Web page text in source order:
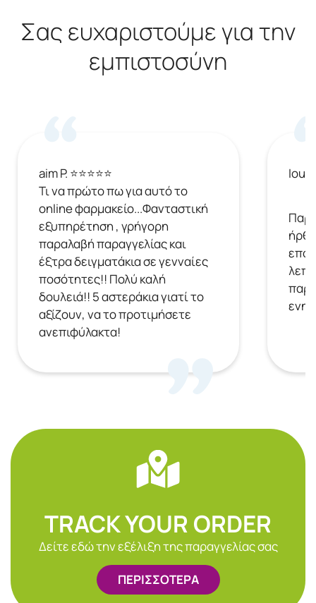
Σας ευχαριστούμε για την
εμπιστοσύνη
aim P. ⭐⭐⭐⭐⭐
Τι να πρώτο πω για αυτό το
online φαρμακείο...Φανταστική
εξυπηρέτηση , γρήγορη
παραλαβή παραγγελίας και
έξτρα δειγματάκια σε γενναίες
ποσότητες!! Πολύ καλή
δουλειά!! 5 αστεράκια γιατί το
αξίζουν, να το προτιμήσετε
ανεπιφύλακτα!
Ioulia
TRACK YOUR ORDER
Δείτε εδώ την εξέλιξη της παραγγελίας σας
ΠΕΡΙΣΣΟΤΕΡΑ